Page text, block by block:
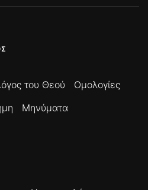
του Θεού
Ομολογίες
Μηνύματα